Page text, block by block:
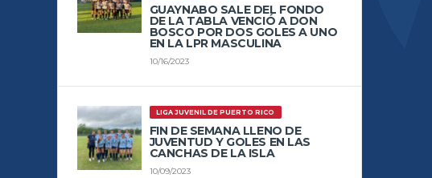
GUAYNABO SALE DEL FONDO
DE LA TABLA VENCIÓ A DON
BOSCO POR DOS GOLES A UNO
EN LA LPR MASCULINA
10/16/2023
LIGA JUVENIL DE PUERTO RICO
FIN DE SEMANA LLENO DE
JUVENTUD Y GOLES EN LAS
CANCHAS DE LA ISLA
10/09/2023